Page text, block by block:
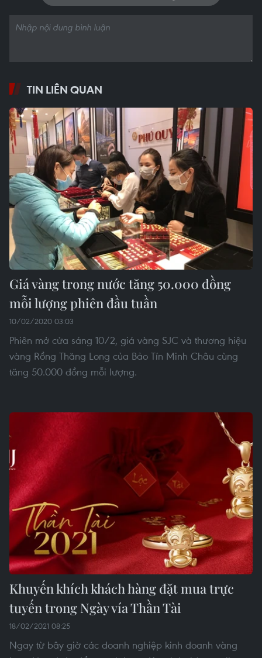
TIN LIÊN QUAN
Giá vàng trong nước tăng 50.000 đồng
mỗi lượng phiên đầu tuần
10/02/2020 03:03
Phiên mở cửa sáng 10/2, giá vàng SJC và thương hiệu
vàng Rồng Thăng Long của Bảo Tín Minh Châu cùng
tăng 50.000 đồng mỗi lượng.
Khuyến khích khách hàng đặt mua trực
tuyến trong Ngày vía Thần Tài
18/02/2021 08:25
Ngay từ bây giờ các doanh nghiệp kinh doanh vàng